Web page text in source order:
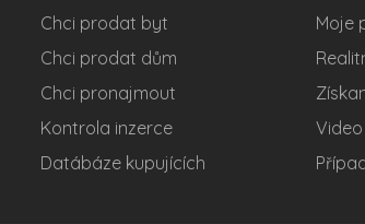
Chci prodat byt
Chci prodat dům
Chci pronajmout
Kontrola inzerce
Datábáze kupujících
Moje